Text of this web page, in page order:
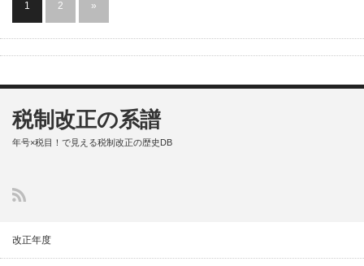
1 2 »
税制改正の系譜
年号×税目！で見える税制改正の歴史DB
改正年度